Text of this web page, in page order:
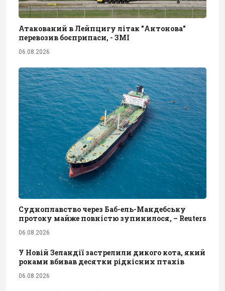
Атакований в Лейпцигу літак "Антонова"
перевозив боєприпаси, - ЗМІ
06.08.2026
Судноплавство через Баб-ель-Мандебську
протоку майже повністю зупинилося, – Reuters
06.08.2026
У Новій Зеландії застрелили дикого кота, який
роками вбивав десятки рідкісних птахів
06.08.2026